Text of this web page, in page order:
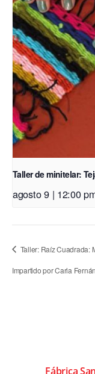
Taller de minitelar:
agosto 9 | 12:00
Taller: Raíz Cuadrada:
Impartido por Carla
Fábrica